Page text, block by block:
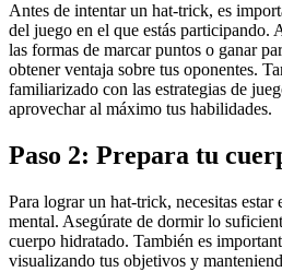
Antes de intentar un hat-trick, es
del juego en el que estás participando.
las formas de marcar puntos o ganar
obtener ventaja sobre tus oponentes.
familiarizado con las estrategias de
aprovechar al máximo tus habilidades.
Paso 2: Prepara tu
Para lograr un hat-trick, necesitas
mental. Asegúrate de dormir lo
cuerpo hidratado. También es
visualizando tus objetivos y